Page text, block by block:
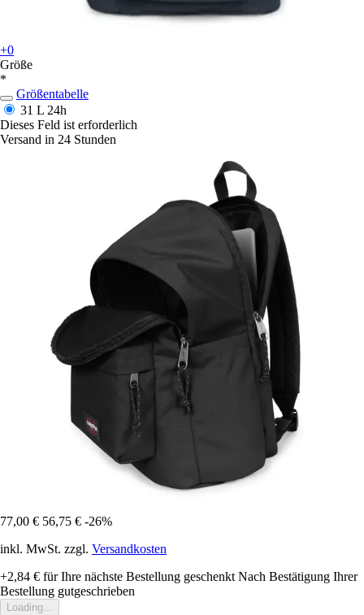
+0
Größe
*
Größentabelle
31 L 24h
Dieses Feld ist erforderlich
Versand in 24 Stunden
77,00 € 56,75 € -26%
inkl. MwSt. zzgl. Versandkosten
+2,84 € für Ihre nächste Bestellung geschenkt Nach Bestätigung Ihrer
Bestellung gutgeschrieben
Loading...